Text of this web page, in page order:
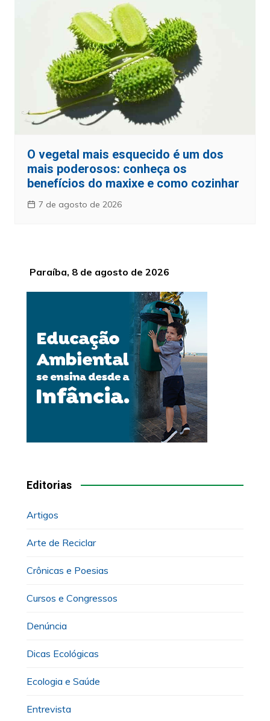
O vegetal mais esquecido é um dos
mais poderosos: conheça os
benefícios do maxixe e como cozinhar
7 de agosto de 2026
Paraíba, 8 de agosto de 2026
Editorias
Artigos
Arte de Reciclar
Crônicas e Poesias
Cursos e Congressos
Denúncia
Dicas Ecológicas
Ecologia e Saúde
Entrevista